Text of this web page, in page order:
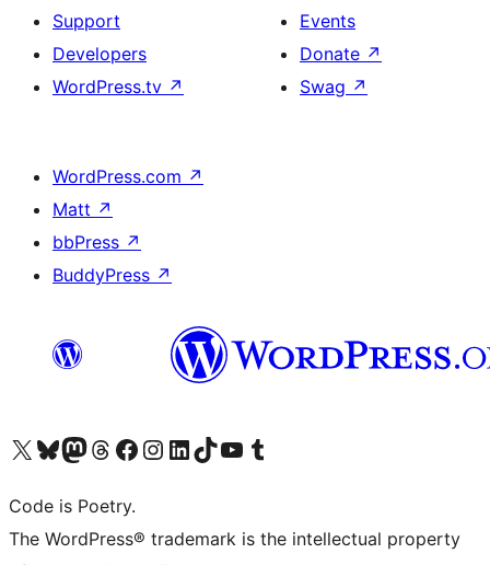
Support
Developers
WordPress.tv ↗
Events
Donate ↗
Swag ↗
WordPress.com ↗
Matt ↗
bbPress ↗
BuddyPress ↗
Visit our X (formerly Twitter) account
Visit our Bluesky account
Visit our Mastodon account
Visit our Threads account
Visit our Facebook page
Visit our Instagram account
Visit our LinkedIn account
Visit our TikTok account
Visit our YouTube channel
Visit our Tumblr account
Code is Poetry.
The WordPress® trademark is the intellectual property